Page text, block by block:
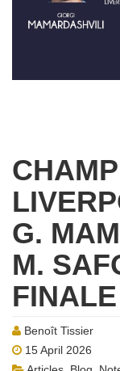
G.
M.
Benoît Tissier
15 April 2026